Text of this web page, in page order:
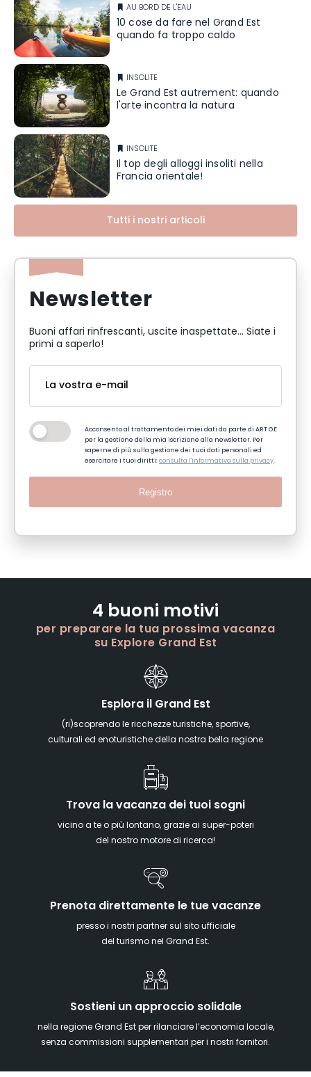
AU BORD DE L'EAU
10 cose da fare nel Grand Est
quando fa troppo caldo
INSOLITE
Le Grand Est autrement: quando
l'arte incontra la natura
INSOLITE
Il top degli alloggi insoliti nella
Francia orientale!
Tutti i nostri articoli
Newsletter
Buoni affari rinfrescanti, uscite inaspettate... Siate i
primi a saperlo!
Acconsento al trattamento dei miei dati da parte di ART GE
per la gestione della mia iscrizione alla newsletter. Per
saperne di più sulla gestione dei tuoi dati personali ed
esercitare i tuoi diritti:consulta l'informativa sulla privacy.
Registro
4 buoni motivi
per preparare la tua prossima vacanza
su Explore Grand Est
Esplora il Grand Est
(ri)scoprendo le ricchezze turistiche, sportive,
culturali ed enoturistiche della nostra bella regione
Trova la vacanza dei tuoi sogni
vicino a te o più lontano, grazie ai super-poteri
del nostro motore di ricerca!
Prenota direttamente le tue vacanze
presso i nostri partner sul sito ufficiale
del turismo nel Grand Est.
Sostieni un approccio solidale
nella regione Grand Est per rilanciare l’economia locale,
senza commissioni supplementari per i nostri fornitori.